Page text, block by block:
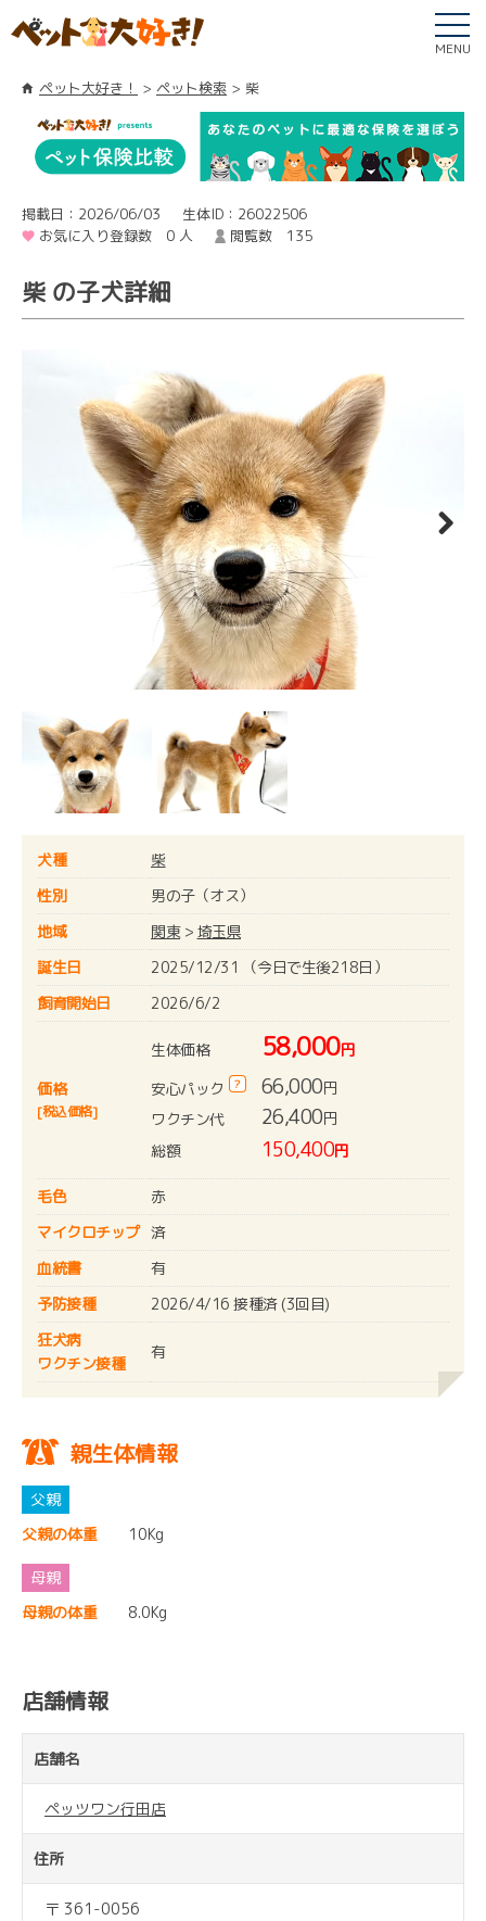
MENU
ペット大好き！ ペット検索 柴
掲載日：2026/06/03
生体ID：26022506
お気に入り登録数 0 人
閲覧数 135
柴 の子犬詳細
犬種
柴
性別
男の子（オス）
地域
関東> 埼玉県
誕生日
2025/12/31 （今日で生後218日）
飼育開始日
2026/6/2
価格
[税込価格]
生体価格 58,000円
安心パック
? 66,000円
ワクチン代
26,400円
総額
150,400円
毛色
赤
マイクロチップ 済
血統書
有
予防接種
2026/4/16 接種済 (3回目)
狂犬病
ワクチン接種
有
親生体情報
父親の体重 10Kg
母親の体重 8.0Kg
店舗情報
店舗名
ペッツワン行田店
住所
〒 361-0056